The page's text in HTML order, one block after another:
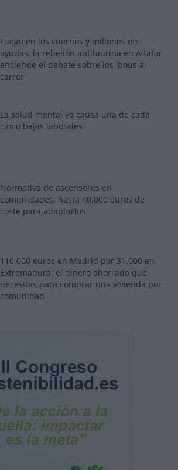
Fuego en los cuernos y millones en
ayudas: la rebelión antitaurina en Alfafar
enciende el debate sobre los 'bous al
carrer'
La salud mental ya causa una de cada
cinco bajas laborales
Normativa de ascensores en
comunidades: hasta 40.000 euros de
coste para adaptarlos
110.000 euros en Madrid por 31.000 en
Extremadura: el dinero ahorrado que
necesitas para comprar una vivienda por
comunidad